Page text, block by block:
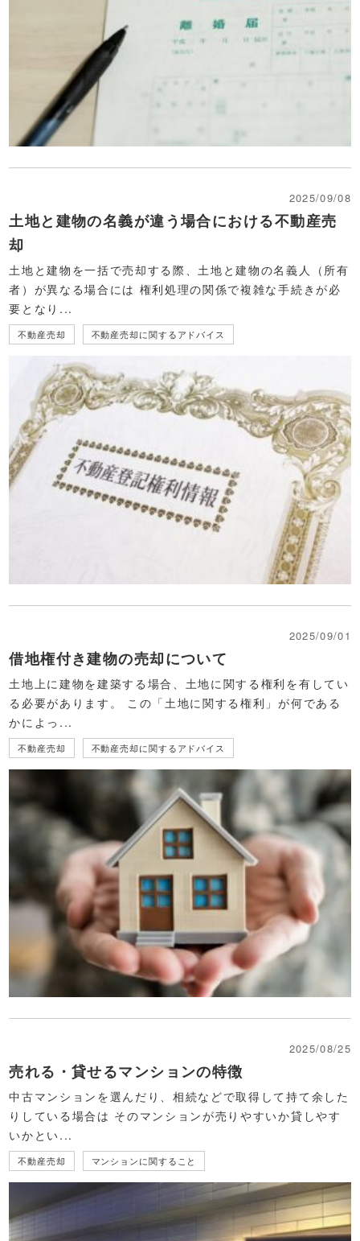
2025/09/08
土地と建物の名義が違う場合における不動産売
却
土地と建物を一括で売却する際、土地と建物の名義人（所有
者）が異なる場合には 権利処理の関係で複雑な手続きが必
要となり...
不動産売却 不動産売却に関するアドバイス
2025/09/01
借地権付き建物の売却について
土地上に建物を建築する場合、土地に関する権利を有してい
る必要があります。 この「土地に関する権利」が何である
かによっ...
不動産売却 不動産売却に関するアドバイス
2025/08/25
売れる・貸せるマンションの特徴
中古マンションを選んだり、相続などで取得して持て余した
りしている場合は そのマンションが売りやすいか貸しやす
いかとい...
不動産売却 マンションに関すること